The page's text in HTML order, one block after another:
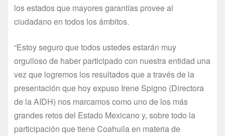
los estados que mayores garantías provee al
ciudadano en todos los ámbitos.
“Estoy seguro que todos ustedes estarán muy
orgulloso de haber participado con nuestra entidad una
vez que logremos los resultados que a través de la
presentación que hoy expuso Irene Spigno (Directora
de la AIDH) nos marcamos como uno de los más
grandes retos del Estado Mexicano y, sobre todo la
participación que tiene Coahuila en materia de